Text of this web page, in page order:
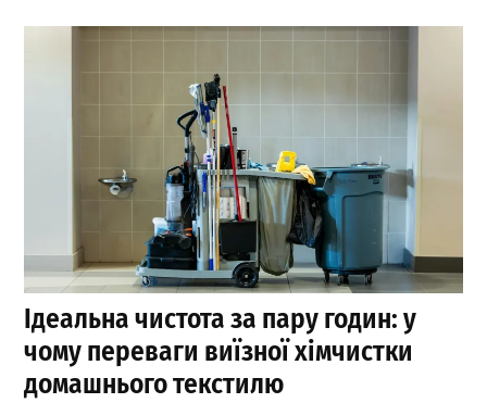
Ідеальна чистота за пару годин: у
чому переваги виїзної хімчистки
домашнього текстилю